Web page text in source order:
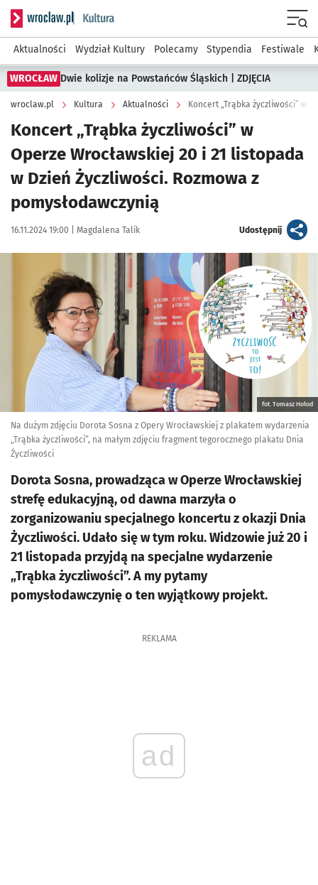
Serwis informacyjny wroclaw.pl podserwis: Kultura
Aktualności Wydział Kultury Polecamy Stypendia Festiwale
WROCŁAW Dwie kolizje na Powstańców Śląskich | ZDJĘCIA
wroclaw.pl Kultura Aktualności Koncert „Trąbka życzliwości” w
Koncert „Trąbka życzliwości” w
Operze Wrocławskiej 20 i 21 listopada
w Dzień Życzliwości. Rozmowa z
pomysłodawczynią
Data publikacji:
16.11.2024 19:00 | Autor:
Magdalena Talik Udostępnijartykuł
Kliknij, aby powiększyć
fot. Tomasz Hołod
Na dużym zdjęciu Dorota Sosna z Opery Wrocławskiej z plakatem wydarzenia
„Trąbka życzliwości”, na małym zdjęciu fragment tegorocznego plakatu Dnia
Życzliwości
Dorota Sosna, prowadząca w Operze Wrocławskiej
strefę edukacyjną, od dawna marzyła o
zorganizowaniu specjalnego koncertu z okazji Dnia
Życzliwości. Udało się w tym roku. Widzowie już 20 i
21 listopada przyjdą na specjalne wydarzenie
„Trąbka życzliwości”. A my pytamy
pomysłodawczynię o ten wyjątkowy projekt.
REKLAMA
ad